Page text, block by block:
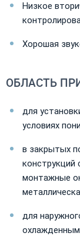
Низкое
Хорошая
ОБЛАСТЬ
для
условиях
в закрытых
конструкций
монтажные
для